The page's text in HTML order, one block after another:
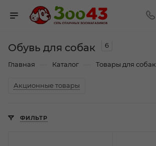
Обувь для собак 6
Главная Каталог Товары для собак
Акционные товары
ФИЛЬТР